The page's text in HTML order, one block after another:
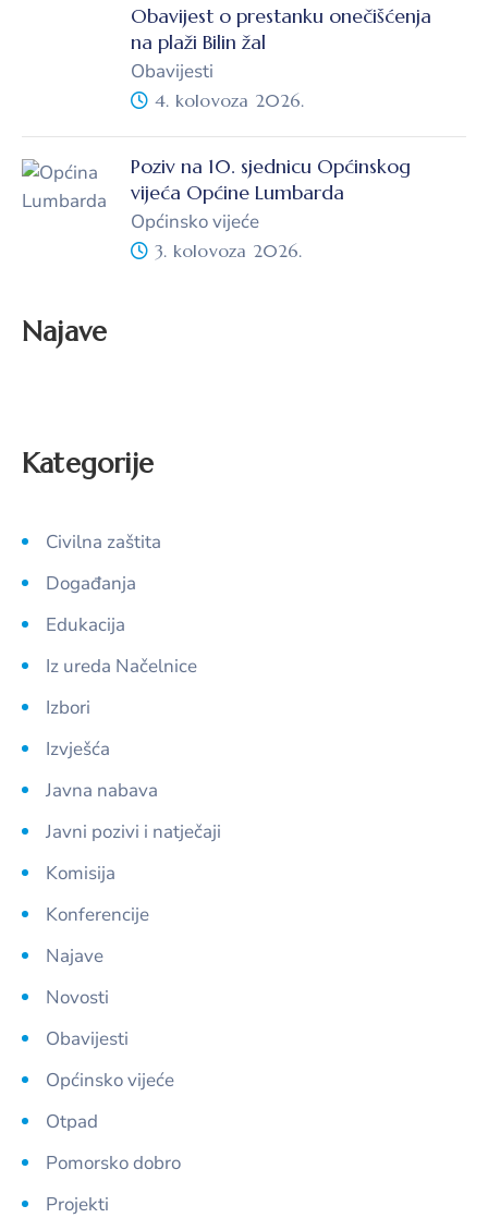
Obavijest o prestanku onečišćenja
na plaži Bilin žal
Obavijesti
4. kolovoza 2026.
Poziv na 10. sjednicu Općinskog
vijeća Općine Lumbarda
Općinsko vijeće
3. kolovoza 2026.
Najave
Kategorije
Civilna zaštita
Događanja
Edukacija
Iz ureda Načelnice
Izbori
Izvješća
Javna nabava
Javni pozivi i natječaji
Komisija
Konferencije
Najave
Novosti
Obavijesti
Općinsko vijeće
Otpad
Pomorsko dobro
Projekti